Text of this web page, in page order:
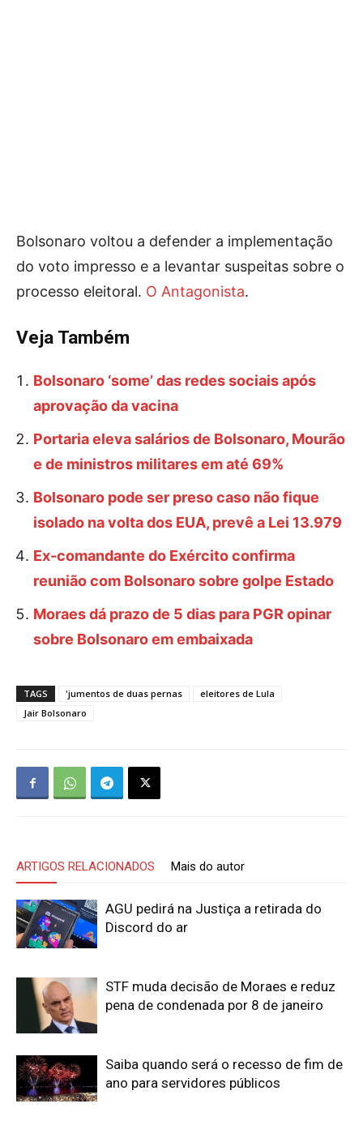
Bolsonaro voltou a defender a implementação
do voto impresso e a levantar suspeitas sobre o
processo eleitoral. O Antagonista.
Veja Também
Bolsonaro ‘some’ das redes sociais após
aprovação da vacina
Portaria eleva salários de Bolsonaro, Mourão
e de ministros militares em até 69%
Bolsonaro pode ser preso caso não fique
isolado na volta dos EUA, prevê a Lei 13.979
Ex-comandante do Exército confirma
reunião com Bolsonaro sobre golpe Estado
Moraes dá prazo de 5 dias para PGR opinar
sobre Bolsonaro em embaixada
TAGS 'jumentos de duas pernas
eleitores de Lula
Jair Bolsonaro
ARTIGOS RELACIONADOS Mais do autor
AGU pedirá na Justiça a retirada do
Discord do ar
STF muda decisão de Moraes e reduz
pena de condenada por 8 de janeiro
Saiba quando será o recesso de fim de
ano para servidores públicos